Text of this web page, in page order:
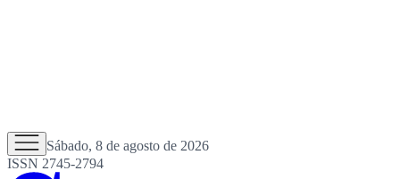
Sábado, 8 de agosto de 2026
ISSN 2745-2794